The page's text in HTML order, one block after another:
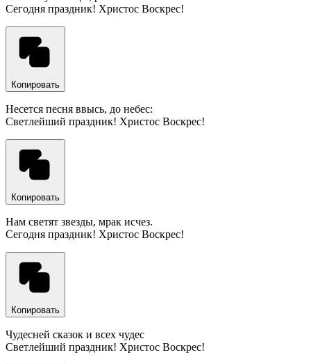
Сегодня праздник! Христос Воскрес!
Копировать
Несется песня ввысь, до небес:
Светлейший праздник! Христос Воскрес!
Копировать
Нам светят звезды, мрак исчез.
Сегодня праздник! Христос Воскрес!
Копировать
Чудесней сказок и всех чудес
Светлейший праздник! Христос Воскрес!